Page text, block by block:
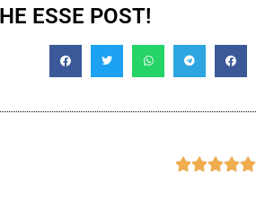
ESSE POST!
